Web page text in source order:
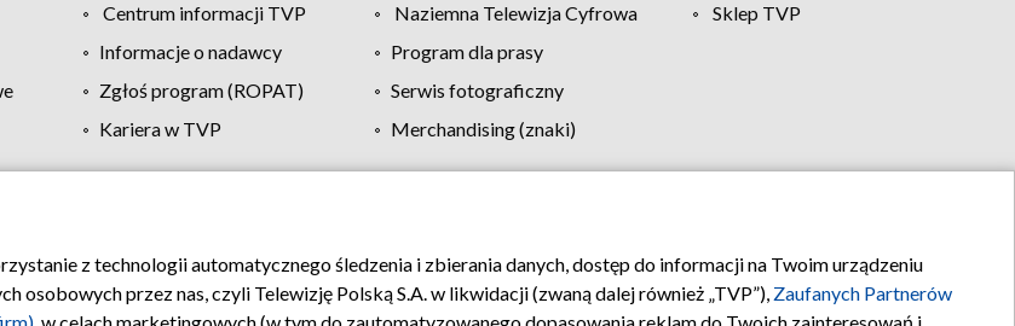
Centrum informacji TVP Naziemna Telewizja Cyfrowa
Sklep TVP
Informacje o nadawcy
Program dla prasy
Zgłoś program (ROPAT)
Serwis fotograficzny
Kariera w TVP
Merchandising (znaki)
prywatności Moje zgody Pomoc Biuro reklamy Kontakt
z technologii automatycznego śledzenia i zbierania danych, dostęp do informacji na Twoim urządzeniu
osobowych przez nas, czyli Telewizję Polską S.A. w likwidacji (zwaną dalej również „TVP”), Zaufanych Partnerów